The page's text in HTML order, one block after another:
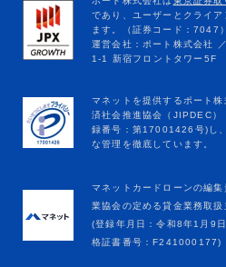
マネットカードローンの編
業協会の定める貸金業務取扱
(登録年月日：令和8年1月9
格証書番号：F241000177)